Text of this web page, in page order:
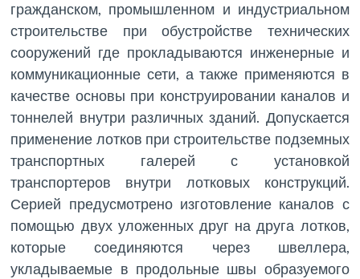
гражданском, промышленном и индустриальном
строительстве при обустройстве технических
сооружений где прокладываются инженерные и
коммуникационные сети, а также применяются в
качестве основы при конструировании каналов и
тоннелей внутри различных зданий. Допускается
применение лотков при строительстве подземных
транспортных галерей с установкой
транспортеров внутри лотковых конструкций.
Серией предусмотрено изготовление каналов с
помощью двух уложенных друг на друга лотков,
которые соединяются через швеллера,
укладываемые в продольные швы образуемого